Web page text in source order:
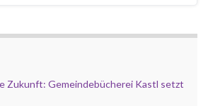
Zukunft: Gemeindebücherei Kastl setzt